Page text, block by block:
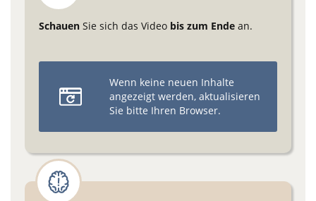
Schauen Sie sich das Video bis zum Ende an.
Wenn keine neuen Inhalte
angezeigt werden, aktualisieren
Sie bitte Ihren Browser.